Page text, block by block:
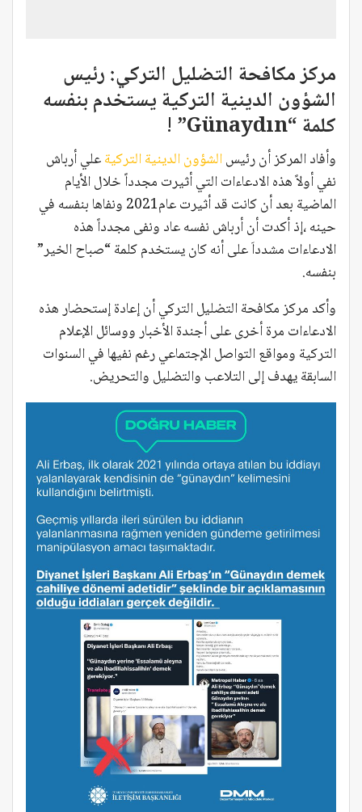
مركز مكافحة التضليل التركي: رئيس
الشؤون الدينية التركية يستخدم بنفسه
كلمة “Günaydın” !
وأفاد المركز أن رئيسالشؤون الدينية التركيةعلي أرباش
نفي أولاً هذه الادعاءات التي أثيرت مجدداً خلال الأيام
الماضية بعد أن كانت قد أثيرت عام2021 ونفاها بنفسه في
حينه ،إذ أكدت أن أرباش نفسه عاد ونفى مجدداً هذه
الادعاءات مشدداَ على أنه كان يستخدم كلمة “صباح الخير”
بنفسه.
وأكد مركز مكافحة التضليل التركي أن إعادة إستحضار هذه
الادعاءات مرة أخرى على أجندة الأخبار ووسائل الإعلام
التركية ومواقع التواصل الإجتماعي رغم نفيها في السنوات
السابقة يهدف إلى التلاعب والتضليل والتحريض.